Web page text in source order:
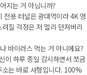
지는 거 아닙니까?
전용 터널은 광대역이라 4K 영
질 걱정은 저 멀리 던져버리
바이러스 먹는 거 아니에요?
이 하루 종일 감시하면서 쪼금
소는 바로 사형입니다. 100%